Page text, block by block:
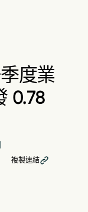
度業
0.78
複製連結